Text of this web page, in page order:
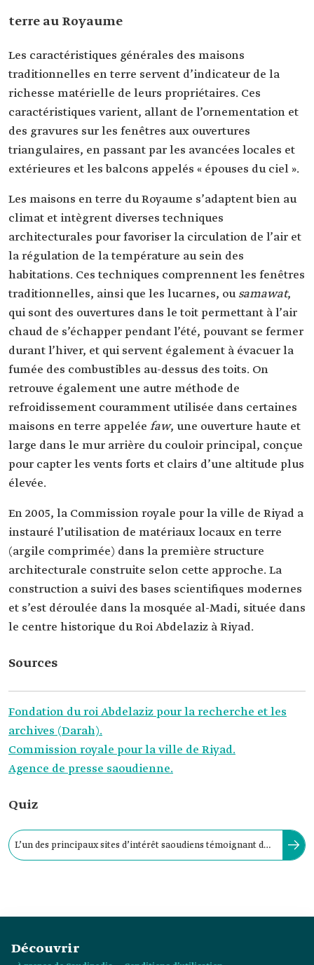
terre au Royaume
Les caractéristiques générales des maisons
traditionnelles en terre servent d’indicateur de la
richesse matérielle de leurs propriétaires. Ces
caractéristiques varient, allant de l’ornementation et
des gravures sur les fenêtres aux ouvertures
triangulaires, en passant par les avancées locales et
extérieures et les balcons appelés « épouses du ciel ».
Les maisons en terre du Royaume s’adaptent bien au
climat et intègrent diverses techniques
architecturales pour favoriser la circulation de l’air et
la régulation de la température au sein des
habitations. Ces techniques comprennent les fenêtres
traditionnelles, ainsi que les lucarnes, ou samawat,
qui sont des ouvertures dans le toit permettant à l’air
chaud de s’échapper pendant l’été, pouvant se fermer
durant l’hiver, et qui servent également à évacuer la
fumée des combustibles au-dessus des toits. On
retrouve également une autre méthode de
refroidissement couramment utilisée dans certaines
maisons en terre appelée faw, une ouverture haute et
large dans le mur arrière du couloir principal, conçue
pour capter les vents forts et clairs d’une altitude plus
élevée.
En 2005, la Commission royale pour la ville de Riyad a
instauré l’utilisation de matériaux locaux en terre
(argile comprimée) dans la première structure
architecturale construite selon cette approche. La
construction a suivi des bases scientifiques modernes
et s’est déroulée dans la mosquée al-Madi, située dans
le centre historique du Roi Abdelaziz à Riyad.
Sources
Fondation du roi Abdelaziz pour la recherche et les
archives (Darah).
Commission royale pour la ville de Riyad.
Agence de presse saoudienne.
Quiz
L’un des principaux sites d’intérêt saoudiens témoignant du
Découvrir